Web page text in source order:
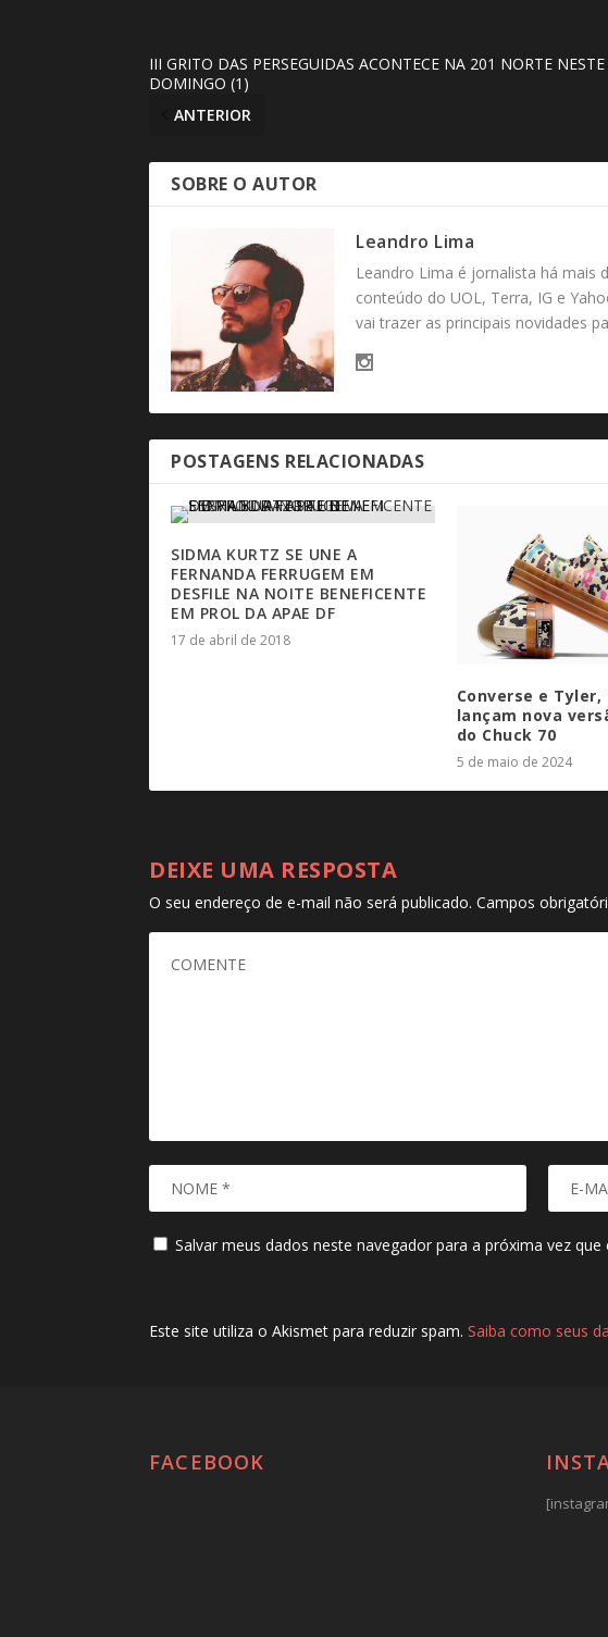
III GRITO DAS PERSEGUIDAS ACONTECE NA 201 NORTE NESTE
DOMINGO (1)
ANTERIOR
SOBRE O AUTOR
Leandro Lima
Leandro Lima é jornalista há mais
conteúdo do UOL, Terra, IG e
vai trazer as principais novidades
POSTAGENS RELACIONADAS
SIDMA KURTZ SE UNE A
FERNANDA FERRUGEM EM
DESFILE NA NOITE BENEFICENTE
EM PROL DA APAE DF
17 de abril de 2018
Converse e
lançam nova
do Chuck 70
5 de maio de 2024
DEIXE UMA RESPOSTA
O seu endereço de e-mail não será publicado. Campos
Salvar meus dados neste navegador para a próxima vez que
Este site utiliza o Akismet para reduzir spam. Saiba como seus
FACEBOOK